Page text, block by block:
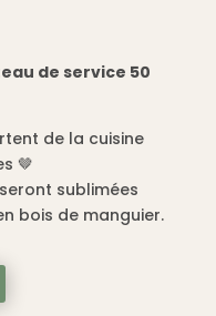
de service 50
de la cuisine
🤎
sublimées
bois de manguier.